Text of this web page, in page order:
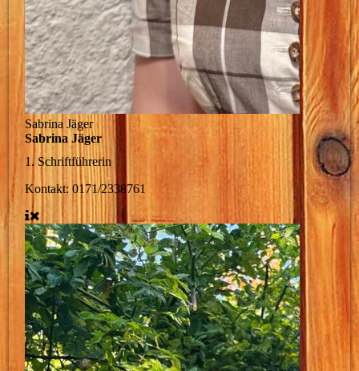
Sabrina Jäger
Sabrina Jäger
1. Schriftführerin
Kontakt: 0171/2338761